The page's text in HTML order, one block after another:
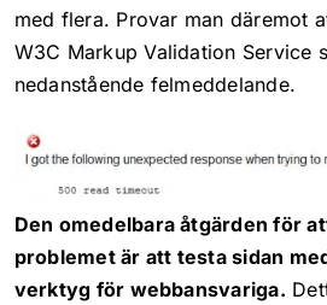
med flera. Provar man däremot
W3C Markup Validation Service
nedanstående felmeddelande.
Den omedelbara åtgärden för
problemet är att testa sidan
verktyg för webbansvariga.